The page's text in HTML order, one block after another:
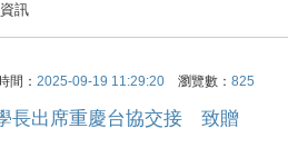
訊
間： 2025-09-19 11:29:20 瀏覽數： 825
長出席重慶台協交接 致贈